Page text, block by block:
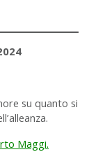
su quanto si
Maggi.